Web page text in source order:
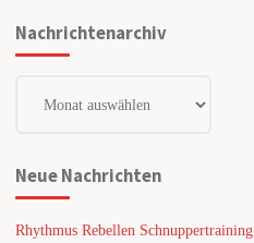
Nachrichtenarchiv
Neue Nachrichten
Rhythmus Rebellen Schnuppertraining